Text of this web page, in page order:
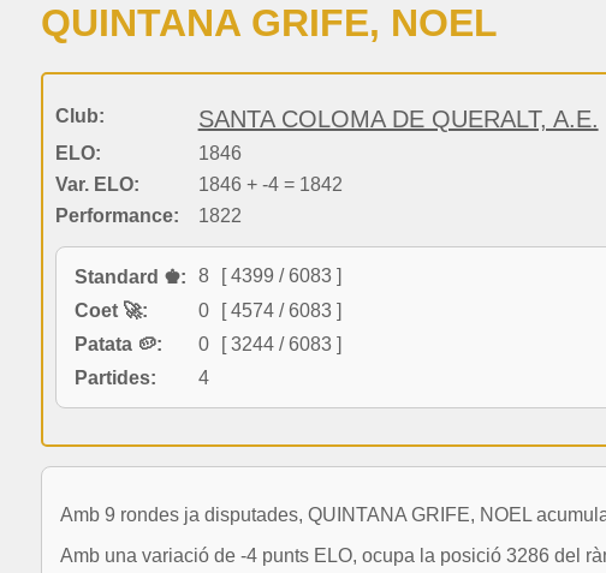
QUINTANA GRIFE, NOEL
Club: SANTA COLOMA DE QUERALT, A.E.
ELO:
1846
Var. ELO:
1846 + -4 = 1842
Performance:
1822
Standard ♚: 8
[ 4399 / 6083 ]
Coet 🚀:
0
[ 4574 / 6083 ]
Patata 🥔:
0
[ 3244 / 6083 ]
Partides:
4
Amb 9 rondes ja disputades, QUINTANA GRIFE, NOEL
Amb una variació de -4 punts ELO, ocupa la posició 3286 del